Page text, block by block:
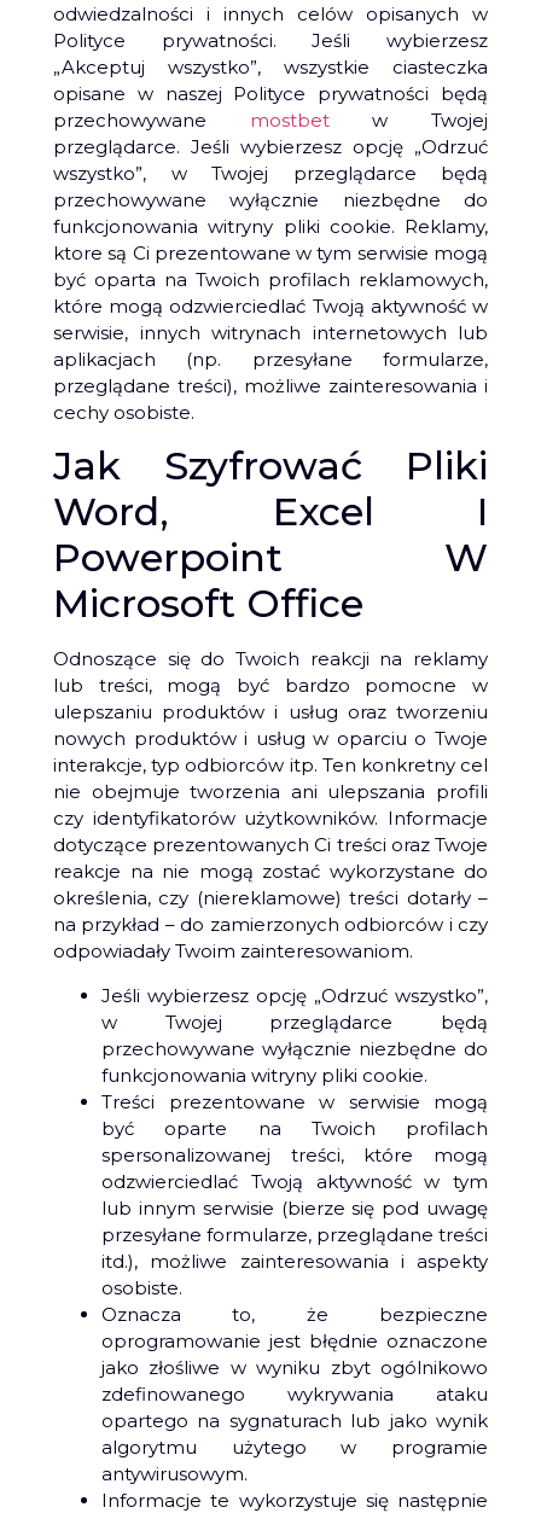
odwiedzalności i innych celów opisanych w
Polityce prywatności. Jeśli wybierzesz
„Akceptuj wszystko”, wszystkie ciasteczka
opisane w naszej Polityce prywatności będą
przechowywane mostbetw Twojej
przeglądarce. Jeśli wybierzesz opcję „Odrzuć
wszystko”, w Twojej przeglądarce będą
przechowywane wyłącznie niezbędne do
funkcjonowania witryny pliki cookie. Reklamy,
ktore są Ci prezentowane w tym serwisie mogą
być oparta na Twoich profilach reklamowych,
które mogą odzwierciedlać Twoją aktywność w
serwisie, innych witrynach internetowych lub
aplikacjach (np. przesyłane formularze,
przeglądane treści), możliwe zainteresowania i
cechy osobiste.
Jak Szyfrować Pliki
Word, Excel I
Powerpoint W
Microsoft Office
Odnoszące się do Twoich reakcji na reklamy
lub treści, mogą być bardzo pomocne w
ulepszaniu produktów i usług oraz tworzeniu
nowych produktów i usług w oparciu o Twoje
interakcje, typ odbiorców itp. Ten konkretny cel
nie obejmuje tworzenia ani ulepszania profili
czy identyfikatorów użytkowników. Informacje
dotyczące prezentowanych Ci treści oraz Twoje
reakcje na nie mogą zostać wykorzystane do
określenia, czy (niereklamowe) treści dotarły –
na przykład – do zamierzonych odbiorców i czy
odpowiadały Twoim zainteresowaniom.
Jeśli wybierzesz opcję „Odrzuć wszystko”,
w Twojej przeglądarce będą
przechowywane wyłącznie niezbędne do
funkcjonowania witryny pliki cookie.
Treści prezentowane w serwisie mogą
być oparte na Twoich profilach
spersonalizowanej treści, które mogą
odzwierciedlać Twoją aktywność w tym
lub innym serwisie (bierze się pod uwagę
przesyłane formularze, przeglądane treści
itd.), możliwe zainteresowania i aspekty
osobiste.
Oznacza to, że bezpieczne
oprogramowanie jest błędnie oznaczone
jako złośliwe w wyniku zbyt ogólnikowo
zdefinowanego wykrywania ataku
opartego na sygnaturach lub jako wynik
algorytmu użytego w programie
antywirusowym.
Informacje te wykorzystuje się następnie